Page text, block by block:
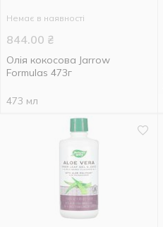
Немає в наявності
844.00 ₴
Олія кокосова Jarrow
Formulas 473г
473 мл